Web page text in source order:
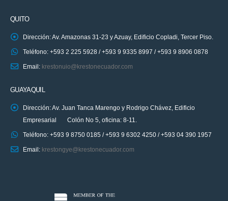
QUITO
Dirección: Av. Amazonas 31-23 y Azuay, Edificio Copladi, Tercer Piso.
Teléfono: +593 2 225 5928 / +593 9 9335 8997 / +593 9 8906 0878
Email: krestonuio@krestonecuador.com
GUAYAQUIL
Dirección: Av. Juan Tanca Marengo y Rodrigo Chávez, Edificio
Empresarial Colón No 5, oficina: 8-11.
Teléfono: +593 9 8750 0185 / +593 9 6302 4250 / +593 04 390 1957
Email: krestongye@krestonecuador.com